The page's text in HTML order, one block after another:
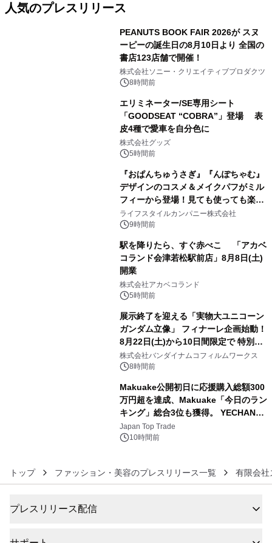
人気のプレスリリース
PEANUTS BOOK FAIR 2026が スヌ
ーピーの誕生日の8月10日より 全国の
書店123店舗で開催！
株式会社ソニー・クリエイティブプロダクツ
8時間前
エリミネーター/SE専用シート
「GOODSEAT “COBRA”」登場 表
皮4種で愛車を自分色に
株式会社グッズ
5時間前
『おぱんちゅうさぎ』『んぽちゃむ』
デザインのコスメ＆メイクパフがミル
フィーから登場！見ても使っても楽し
い、ポップでキュートなコレクショ
ン。
ライフスタイルカンパニー株式会社
9時間前
駅を降りたら、すぐ赤べこ 「アカベ
コランド会津若松駅前店」8月8日(土)
開業
株式会社アカベコランド
5時間前
展示終了を迎える「実物大ユニコーン
ガンダム立像」 フィナーレ企画始動！
8月22日(土)から10日間限定で 特別映
像『UNICORN GUNDAM Statue ―
BEYOND POSSIBILITY ―』を上映！
株式会社バンダイナムコフィルムワークス
8時間前
Makuake公開初日に応援購入総額300
万円超を達成、Makuake「今日のラン
キング」総合3位も獲得。 YECHAN音
浴シンギングボウル第2弾の大型サイ
ズ（XL・2XL・3XL）を先行販売中
Japan Top Trade
10時間前
トップ ファッション・美容のプレスリリース一覧 有限会社
プレスリリース配信